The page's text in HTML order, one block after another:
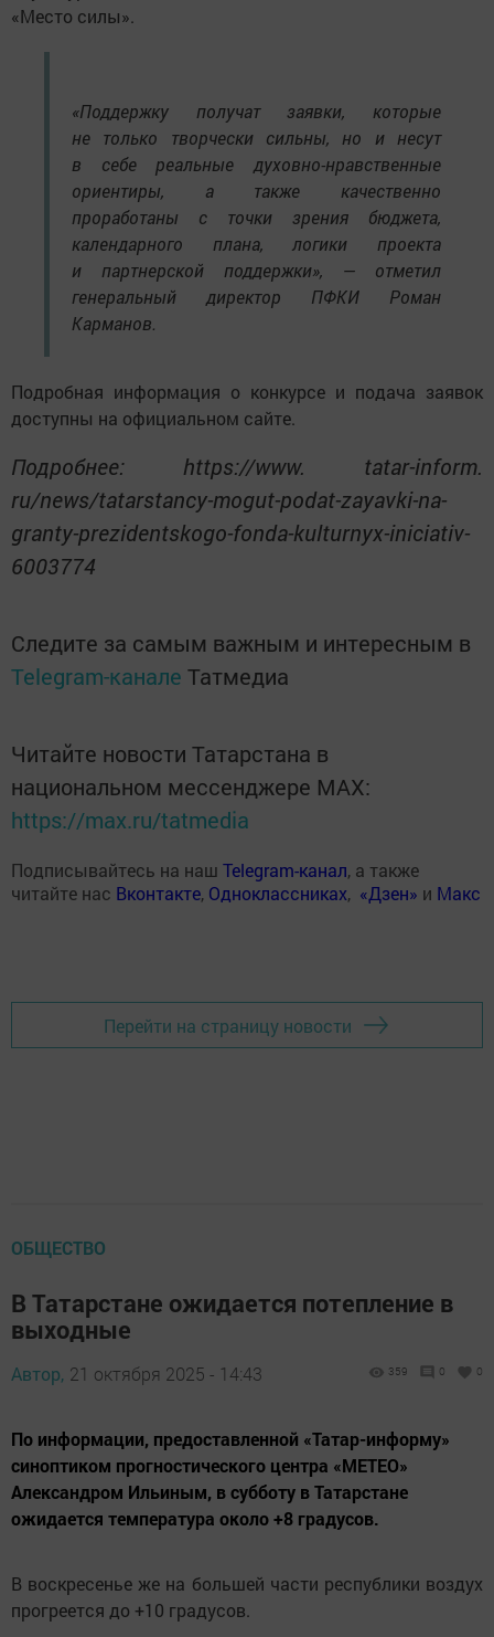
«Место силы».
«Поддержку получат заявки, которые
не только творчески сильны, но и несут
в себе реальные духовно-нравственные
ориентиры, а также качественно
проработаны с точки зрения бюджета,
календарного плана, логики проекта
и партнерской поддержки», — отметил
генеральный директор ПФКИ Роман
Карманов.
Подробная информация о конкурсе и подача заявок
доступны на официальном сайте.
Подробнее: https://www. tatar-inform.
ru/news/tatarstancy-mogut-podat-zayavki-na-
granty-prezidentskogo-fonda-kulturnyx-iniciativ-
6003774
Следите за самым важным и интересным в
Telegram-канале Татмедиа
Читайте новости Татарстана в
национальном мессенджере MАХ:
https://max.ru/tatmedia
Подписывайтесь на наш Telegram-канал, а также
читайте нас Вконтакте, Одноклассниках, «Дзен» и Макс
Перейти на страницу новости
ОБЩЕСТВО
В Татарстане ожидается потепление в
выходные
Автор, 21 октября 2025 - 14:43 359 0 0
По информации, предоставленной «Татар-информу»
синоптиком прогностического центра «МЕТЕО»
Александром Ильиным, в субботу в Татарстане
ожидается температура около +8 градусов.
В воскресенье же на большей части республики воздух
прогреется до +10 градусов.